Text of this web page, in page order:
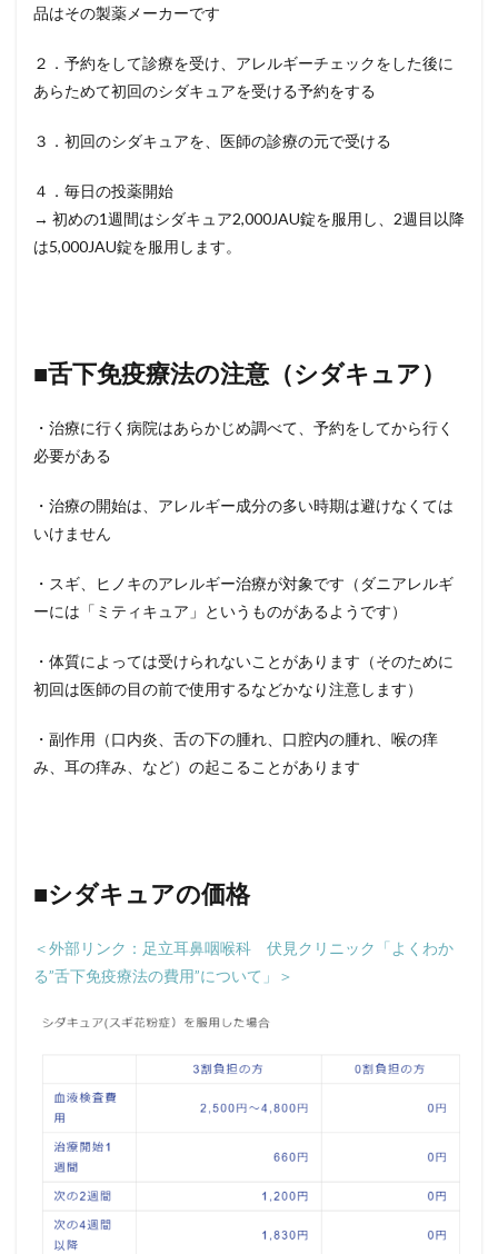
品はその製薬メーカーです
２．予約をして診療を受け、アレルギーチェックをした後に
あらためて初回のシダキュアを受ける予約をする
３．初回のシダキュアを、医師の診療の元で受ける
４．毎日の投薬開始
→ 初めの1週間はシダキュア2,000JAU錠を服用し、2週目以降
は5,000JAU錠を服用します。
■舌下免疫療法の注意（シダキュア）
・治療に行く病院はあらかじめ調べて、予約をしてから行く
必要がある
・治療の開始は、アレルギー成分の多い時期は避けなくては
いけません
・スギ、ヒノキのアレルギー治療が対象です（ダニアレルギ
ーには「ミティキュア」というものがあるようです）
・体質によっては受けられないことがあります（そのために
初回は医師の目の前で使用するなどかなり注意します）
・副作用（口内炎、舌の下の腫れ、口腔内の腫れ、喉の痒
み、耳の痒み、など）の起こることがあります
■シダキュアの価格
＜外部リンク：足立耳鼻咽喉科 伏見クリニック「よくわか
る”舌下免疫療法の費用”について」＞